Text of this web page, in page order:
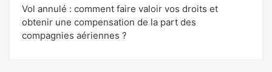
Vol annulé : comment faire valoir vos droits et
obtenir une compensation de la part des
compagnies aériennes ?